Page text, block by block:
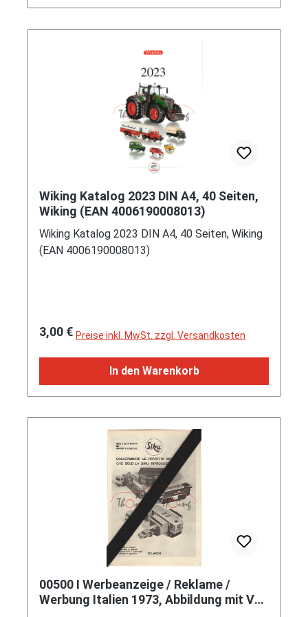
Wiking Katalog 2023 DIN A4, 40 Seiten,
Wiking (EAN 4006190008013)
Wiking Katalog 2023 DIN A4, 40 Seiten, Wiking
(EAN 4006190008013)
Regulärer Preis:
3,00 € Preise inkl. MwSt. zzgl. Versandkosten
In den Warenkorb
00500 I Werbeanzeige / Reklame /
Werbung Italien 1973, Abbildung mit V